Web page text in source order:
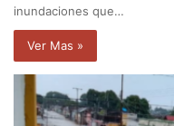
inundaciones que…
Ver Mas »